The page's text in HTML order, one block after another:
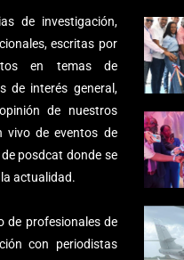
de investigación,
escritas por
en temas de
de interés general,
de nuestros
vivo de eventos de
posdcat donde se
actualidad.
de profesionales de
con periodistas